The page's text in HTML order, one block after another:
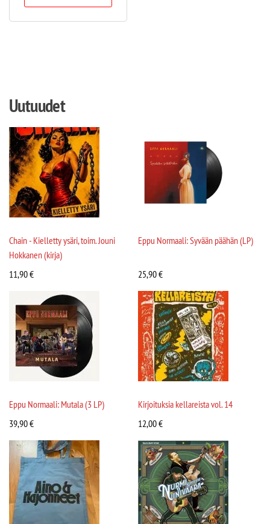
Uutuudet
Chain - Kielletty ysäri, toim. Jouni
Hokkanen (kirja)
11,90€
Eppu Normaali: Syvään päähän (LP)
25,90€
Eppu Normaali: Mutala (3 LP)
39,90€
Kirjoituksia kellareista vol. 14
12,00€